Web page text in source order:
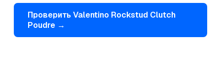
Проверить Valentino Rockstud Clutch
Poudre →